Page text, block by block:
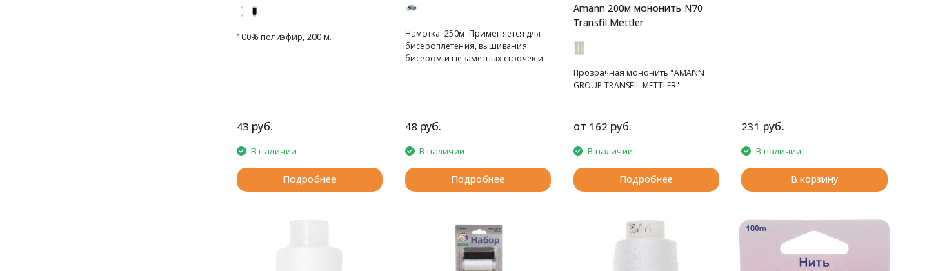
100% полиэфир, 200 м.
43 руб.
В наличии
Подробнее
Намотка: 250м. Применяется для
бисероплетения, вышивания
бисером и незаметных строчек и
48 руб.
В наличии
Подробнее
Amann 200м мононить N70
Transfil Mettler
Прозрачная мононить "AMANN
GROUP TRANSFIL METTLER"
от 162 руб.
В наличии
Подробнее
231 руб.
В наличии
В корзину